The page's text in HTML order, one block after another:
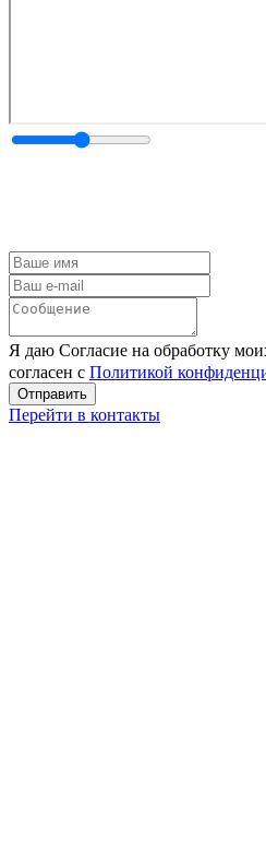
Я даю Согласие на обработку
согласен с Политикой
Перейти в контакты